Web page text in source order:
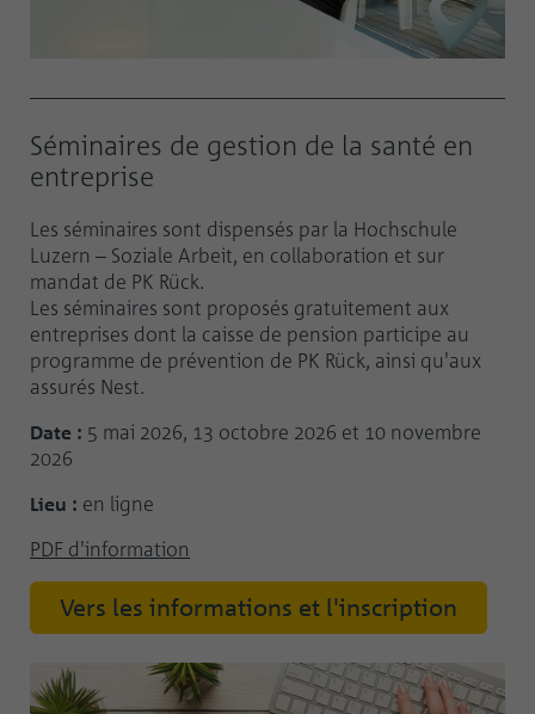
Séminaires de gestion de la santé en
entreprise
Les séminaires sont dispensés par la Hochschule
Luzern – Soziale Arbeit, en collaboration et sur
mandat de PK Rück.
Les séminaires sont proposés gratuitement aux
entreprises dont la caisse de pension participe au
programme de prévention de PK Rück, ainsi qu'aux
assurés Nest.
Date : 5 mai 2026, 13 octobre 2026 et 10 novembre
2026
Lieu : en ligne
PDF d'information
Vers les informations et l'inscription